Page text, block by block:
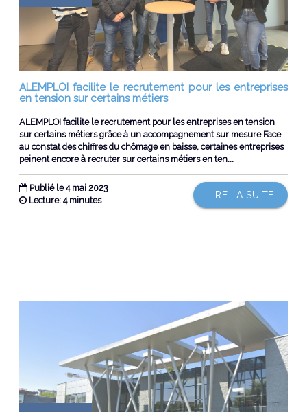
ALEMPLOI facilite le recrutement pour les entreprises
en tension sur certains métiers
ALEMPLOI facilite le recrutement pour les entreprises en tension
sur certains métiers grâce à un accompagnement sur mesure Face
au constat des chiffres du chômage en baisse, certaines entreprises
peinent encore à recruter sur certains métiers en ten...
Publié le 4 mai 2023
LIRE LA SUITE
Lecture: 4 minutes